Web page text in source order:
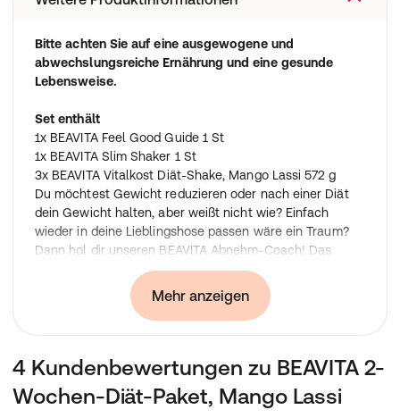
Bitte achten Sie auf eine ausgewogene und
abwechslungsreiche Ernährung und eine gesunde
Lebensweise.
Set enthält
1x BEAVITA Feel Good Guide 1 St
1x BEAVITA Slim Shaker 1 St
3x BEAVITA Vitalkost Diät-Shake, Mango Lassi 572 g
Du möchtest Gewicht reduzieren oder nach einer Diät
dein Gewicht halten, aber weißt nicht wie? Einfach
wieder in deine Lieblingshose passen wäre ein Traum?
Dann hol dir unseren BEAVITA Abnehm-Coach! Das
Booklet bietet dir die ideale Unterstützung bei deiner
14-Tage-Diätplan mit BEAVITA
Hintergrundwissen rund um das Thema Abnehmen
langfristig Gewicht zu halten
Tolle Rezeptideen für kalorienarme Gerichte
Dein idealer Begleiter zum Wunschgewicht
Mehr anzeigen
4 Kundenbewertungen zu BEAVITA 2-
Wochen-Diät-Paket, Mango Lassi